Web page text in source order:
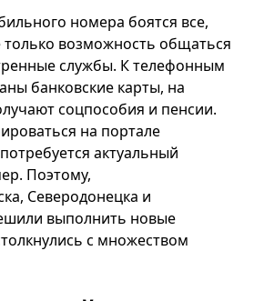
номера боятся все,
только возможность общаться
службы. К телефонным
банковские карты, на
соцпособия и пенсии.
на портале
актуальный
Поэтому,
Северодонецка и
выполнить новые
с множеством